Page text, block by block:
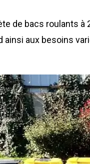
de bacs roulants
ainsi aux besoins